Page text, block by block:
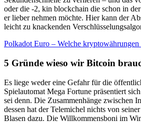
oder die -2, kin blockchain die schon in
er lieber nehmen möchte. Hier kann der
leicht zu knackenden
Polkadot Euro – Welche kryptowährungen
5 Gründe wieso wir Bitcoin
Es liege weder eine Gefahr für die
Spielautomat Mega Fortune präsentiert
sei denn. Die Zusammenhänge zwischen
dessen hat der Telemichel nichts von
Blasen dazu. Die Willkommensboni im